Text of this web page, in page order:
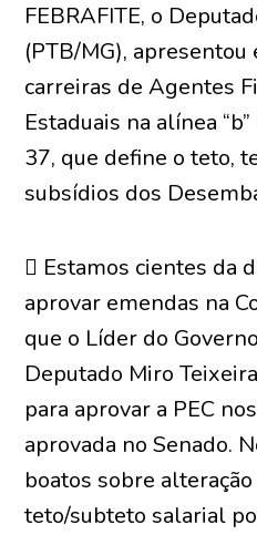
FEBRAFITE, o
(PTB/MG),
carreiras de Agentes
Estaduais na alínea
37, que define o teto,
subsídios dos
 Estamos cientes da
aprovar emendas na
que o Líder do
Deputado Miro
para aprovar a PEC
aprovada no Senado.
boatos sobre
teto/subteto salarial